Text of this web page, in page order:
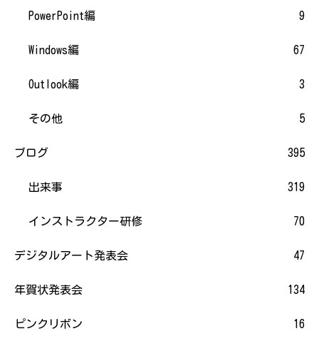
PowerPoint編 9
Windows編 67
Outlook編 3
その他 5
ブログ 395
出来事 319
インストラクター研修 70
デジタルアート発表会 47
年賀状発表会 134
ピンクリボン 16